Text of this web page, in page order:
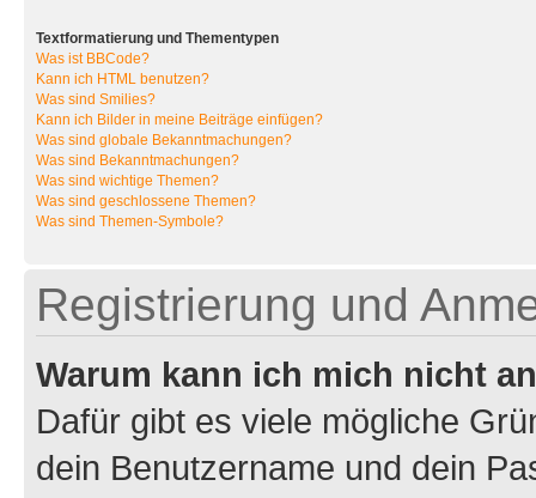
Textformatierung und Thementypen
Was ist BBCode?
Kann ich HTML benutzen?
Was sind Smilies?
Kann ich Bilder in meine Beiträge einfügen?
Was sind globale Bekanntmachungen?
Was sind Bekanntmachungen?
Was sind wichtige Themen?
Was sind geschlossene Themen?
Was sind Themen-Symbole?
Registrierung und
Warum kann ich mich nicht
Dafür gibt es viele mögliche
dein Benutzername und dein